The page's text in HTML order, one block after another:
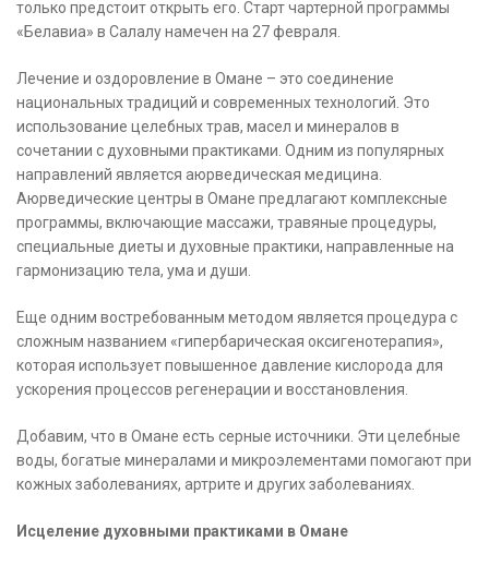
только предстоит открыть его. Старт чартерной программы
«Белавиа» в Салалу намечен на 27 февраля.
Лечение и оздоровление в Омане – это соединение
национальных традиций и современных технологий. Это
использование целебных трав, масел и минералов в
сочетании с духовными практиками. Одним из популярных
направлений является аюрведическая медицина.
Аюрведические центры в Омане предлагают комплексные
программы, включающие массажи, травяные процедуры,
специальные диеты и духовные практики, направленные на
гармонизацию тела, ума и души.
Еще одним востребованным методом является процедура с
сложным названием «гипербарическая оксигенотерапия»,
которая использует повышенное давление кислорода для
ускорения процессов регенерации и восстановления.
Добавим, что в Омане есть серные источники. Эти целебные
воды, богатые минералами и микроэлементами помогают при
кожных заболеваниях, артрите и других заболеваниях.
Исцеление духовными практиками в Омане